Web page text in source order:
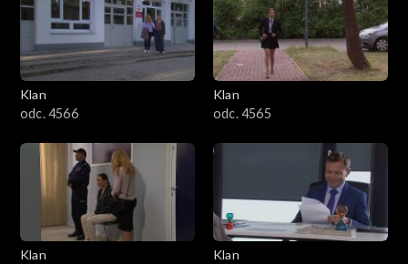
Klan
odc. 4566
Klan
odc. 4565
Klan
Klan